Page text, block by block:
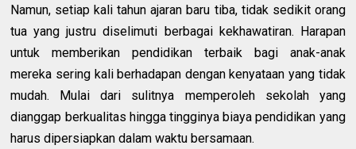
Namun, setiap kali tahun ajaran baru tiba, tidak sedikit orang
tua yang justru diselimuti berbagai kekhawatiran. Harapan
untuk memberikan pendidikan terbaik bagi anak-anak
mereka sering kali berhadapan dengan kenyataan yang tidak
mudah. Mulai dari sulitnya memperoleh sekolah yang
dianggap berkualitas hingga tingginya biaya pendidikan yang
harus dipersiapkan dalam waktu bersamaan.